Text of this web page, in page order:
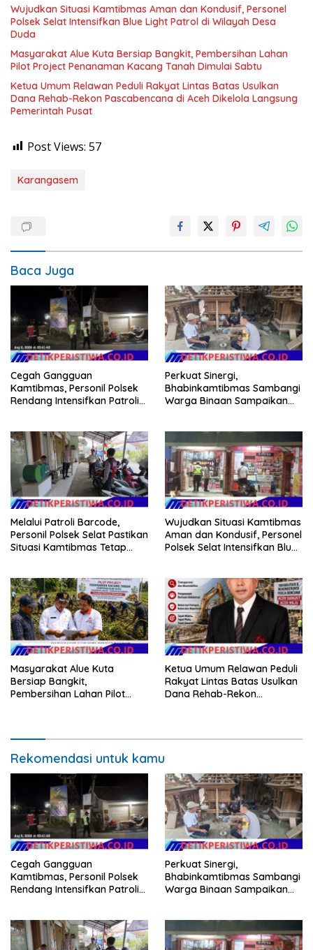
Wujudkan Situasi Kamtibmas Aman dan Kondusif, Personel
Polsek Selat Intensifkan Blue Light Patrol di Wilayah Desa
Duda
Masyarakat Alue Kuta Bersiap Bangkit, Pembersihan Lahan
Pilot Project Penanaman Kacang Tanah Dimulai Sabtu
Ketua Umum Relawan Peduli Rakyat Lintas Batas Usulkan
Dana Rehab-Rekon Pascabencana di Aceh Dikelola Langsung
Pemerintah Pusat
Post Views: 57
Karangasem
Baca Juga
Cegah Gangguan
Kamtibmas, Personil Polsek
Rendang Intensifkan Patroli
Perkuat Sinergi,
Bhabinkamtibmas Sambangi
Warga Binaan Sampaikan
Melalui Patroli Barcode,
Personil Polsek Selat Pastikan
Situasi Kamtibmas Tetap
Wujudkan Situasi Kamtibmas
Aman dan Kondusif, Personel
Polsek Selat Intensifkan Blue
Masyarakat Alue Kuta
Bersiap Bangkit,
Pembersihan Lahan Pilot
Ketua Umum Relawan Peduli
Rakyat Lintas Batas Usulkan
Dana Rehab-Rekon
Rekomendasi untuk kamu
Cegah Gangguan
Kamtibmas, Personil Polsek
Rendang Intensifkan Patroli
Perkuat Sinergi,
Bhabinkamtibmas Sambangi
Warga Binaan Sampaikan